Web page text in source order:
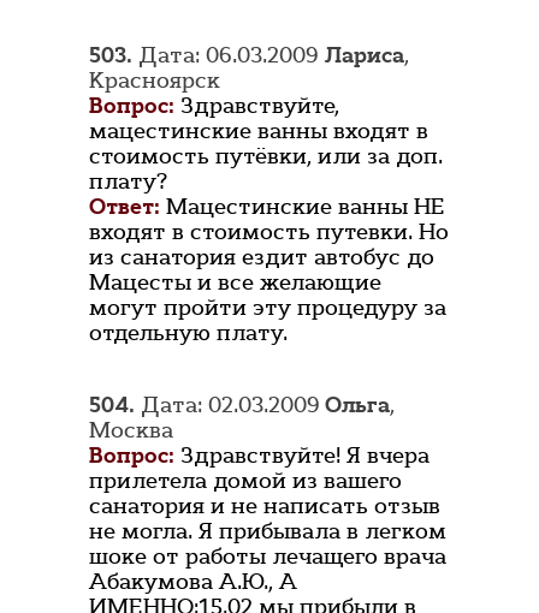
503. Дата: 06.03.2009 Лариса,
Красноярск
Вопрос: Здравствуйте,
мацестинские ванны входят в
стоимость путёвки, или за доп.
плату?
Ответ: Мацестинские ванны НЕ
входят в стоимость путевки. Но
из санатория ездит автобус до
Мацесты и все желающие
могут пройти эту процедуру за
отдельную плату.
504. Дата: 02.03.2009 Ольга,
Москва
Вопрос: Здравствуйте! Я вчера
прилетела домой из вашего
санатория и не написать отзыв
не могла. Я прибывала в легком
шоке от работы лечащего врача
Абакумова А.Ю., А
ИМЕННО:15.02 мы прибыли в